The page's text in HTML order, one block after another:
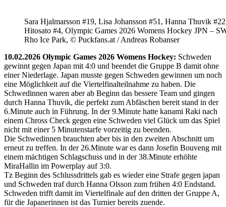
Sara Hjalmarsson #19, Lisa Johansson #51, Hanna Thuvik
Hitosato #4, Olympic Games 2026 Womens Hockey JPN –
Rho Ice Park, © Puckfans.at / Andreas Robanser
10.02.2026 Olympic Games 2026 Womens Hockey: Schweden
gewinnt gegen Japan mit 4:0 und beendet die Gruppe B damit ohne
einer Niederlage. Japan musste gegen Schweden gewinnen um noch
eine Möglichkeit auf die Viertelfinalteilnahme zu haben. Die
Schwedinnen waren aber ab Beginn das bessere Team und gingen
durch Hanna Thuvik, die perfekt zum Abfäschen bereit stand in der
6.Minute auch in Führung. In der 9.Minute hatte kanami Raki nach
einem Chross Check gegen eine Schweden viel Glück um das Spiel
nicht mit einer 5 Minutenstarfe vorzeitig zu beenden.
Die Schwedinnen brauchten aber bis in den zweiten Abschnitt um
erneut zu treffen. In der 26.Minute war es dann Josefin Bouveng mit
einem mächtigen Schlagschuss und in der 38.Minute erhöhte
MiraHallin im Powerplay auf 3:0.
Tz Beginn des Schlussdrittels gab es wieder eine Strafe gegen japan
und Schweden traf durch Hanna Olsson zum frühen 4:0 Endstand.
Schweden trifft damit im Viertelfinale auf den dritten der Gruppe A,
für die Japanerinnen ist das Turnier bereits zuende.